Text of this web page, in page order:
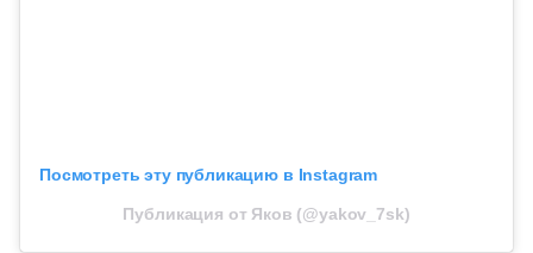
Посмотреть эту публикацию в Instagram
Публикация от Яков (@yakov_7sk)